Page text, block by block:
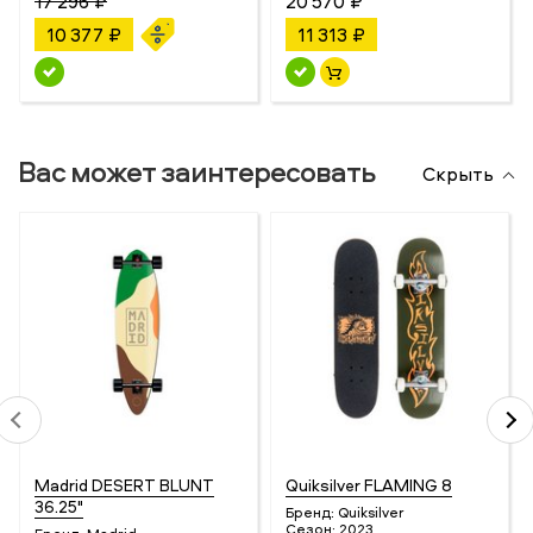
10 377 ₽
11 313 ₽
Вас может заинтересовать Скрыть
Madrid DESERT BLUNT
36.25"
Quiksilver FLAMING 8
Бренд: Quiksilver